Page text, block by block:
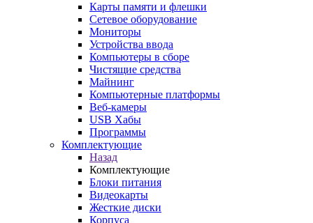
Карты памяти и флешки
Сетевое оборудование
Мониторы
Устройства ввода
Компьютеры в сборе
Чистящие средства
Майнинг
Компьютерные платформы
Веб-камеры
USB Хабы
Программы
Комплектующие
Назад
Комплектующие
Блоки питания
Видеокарты
Жесткие диски
Корпуса